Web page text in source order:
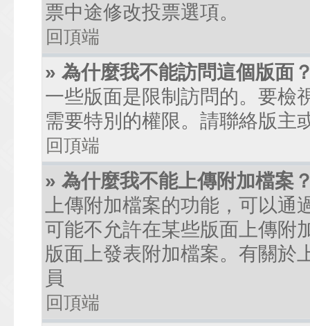
票中途修改投票選項。
回頂端
» 為什麼我不能訪問這個版面
一些版面是限制訪問的。要檢
需要特別的權限。請聯絡版主
回頂端
» 為什麼我不能上傳附加檔案
上傳附加檔案的功能，可以
可能不允許在某些版面上傳附
版面上發表附加檔案。有關於
員
回頂端